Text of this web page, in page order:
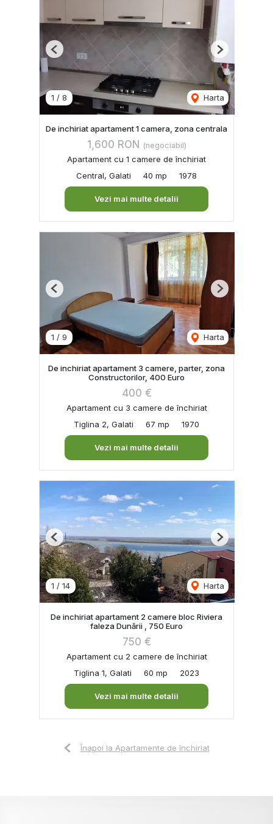
1 / 8 Harta
Previous Next
De inchiriat apartament 1 camera, zona centrala
1,600 RON (negociabil)
Apartament cu 1 camere de închiriat
Central, Galati
40 mp 1978
Vezi mai multe detalii
1 / 9 Harta
Previous Next
De inchiriat apartament 3 camere, parter, zona
Constructorilor, 400 Euro
400 €
Apartament cu 3 camere de închiriat
Tiglina 2, Galati
67 mp 1970
Vezi mai multe detalii
1 / 14 Harta
Previous Next
De inchiriat apartament 2 camere bloc Riviera
faleza Dunării , 750 Euro
750 €
Apartament cu 2 camere de închiriat
Tiglina 1, Galati
60 mp 2023
Vezi mai multe detalii
Înapoi la Apartamente de închiriat